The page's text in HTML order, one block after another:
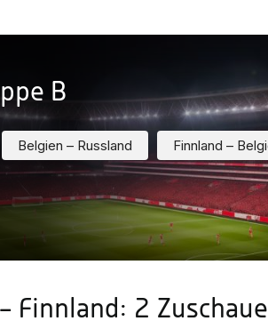
B
Belgien – Russland Finnland –
Finnland: 2